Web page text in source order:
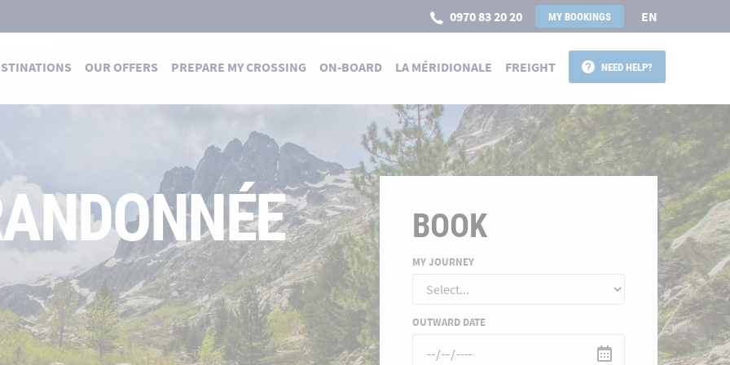
0970 83 20 20 MY BOOKINGS EN
OUR OFFERS PREPARE MY CROSSING ON-BOARD LA MÉRIDIONALE FREIGHT NEED HELP?
BOOK
MY JOURNEY
OUTWARD DATE